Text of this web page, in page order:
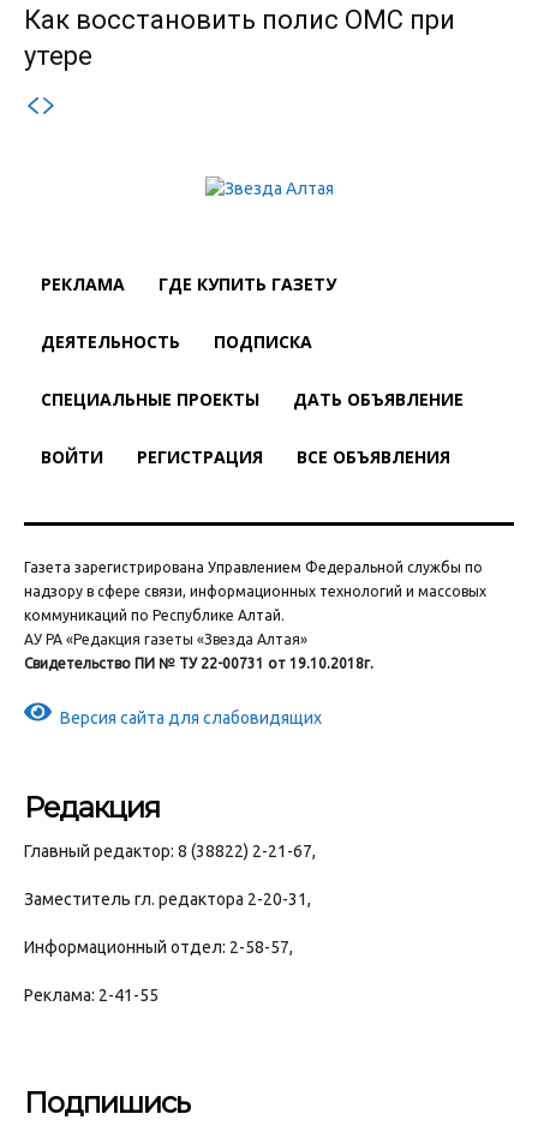
Как восстановить полис ОМС при
утере
РЕКЛАМА ГДЕ КУПИТЬ ГАЗЕТУ
ДЕЯТЕЛЬНОСТЬ ПОДПИСКА
СПЕЦИАЛЬНЫЕ ПРОЕКТЫ ДАТЬ ОБЪЯВЛЕНИЕ
ВОЙТИ РЕГИСТРАЦИЯ ВСЕ ОБЪЯВЛЕНИЯ
Газета зарегистрирована Управлением Федеральной службы по
надзору в сфере связи, информационных технологий и массовых
коммуникаций по Республике Алтай.
АУ РА «Редакция газеты «Звезда Алтая»
Свидетельство ПИ № ТУ 22-00731 от 19.10.2018г.
Версия сайта для слабовидящих
Редакция
Главный редактор: 8 (38822) 2-21-67,
Заместитель гл. редактора 2-20-31,
Информационный отдел: 2-58-57,
Реклама: 2-41-55
Подпишись